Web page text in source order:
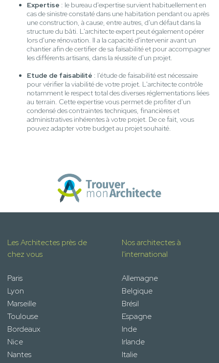
Expertise : le bureau d'expertise survient habituellement en
cas de sinistre constaté dans une habitation pendant ou après
une construction, à cause, entre autres, d'un défaut dans la
structure du bâti. L'architecte expert peut également opérer
lors d'une rénovation. Il a la capacité d'intervenir avant un
chantier afin de certifier de sa faisabilité et pour accompagner
les différents artisans, dans la réussite d'un projet.
Etude de faisabilité : l'étude de faisabilité est nécessaire
pour vérifier la viabilité de votre projet. L'architecte contrôle
notamment le respect total des diverses réglementations liées
au terrain. Cette expertise vous permet de profiter d'un
condensé des contraintes techniques, financières et
administratives inhérentes à votre projet. De ce fait, vous
pouvez adapter votre budget au projet souhaité.
Les Architectes près de
chez vous
Paris
Lyon
Marseille
Toulouse
Bordeaux
Nice
Nantes
Nos architectes à
l'international
Allemagne
Belgique
Brésil
Espagne
Inde
Irlande
Italie